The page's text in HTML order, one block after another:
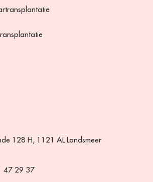
128 H, 1121 AL Landsmeer
47 29 37